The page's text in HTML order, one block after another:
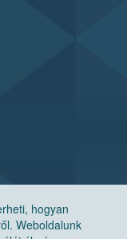
hogyan
Weboldalunk